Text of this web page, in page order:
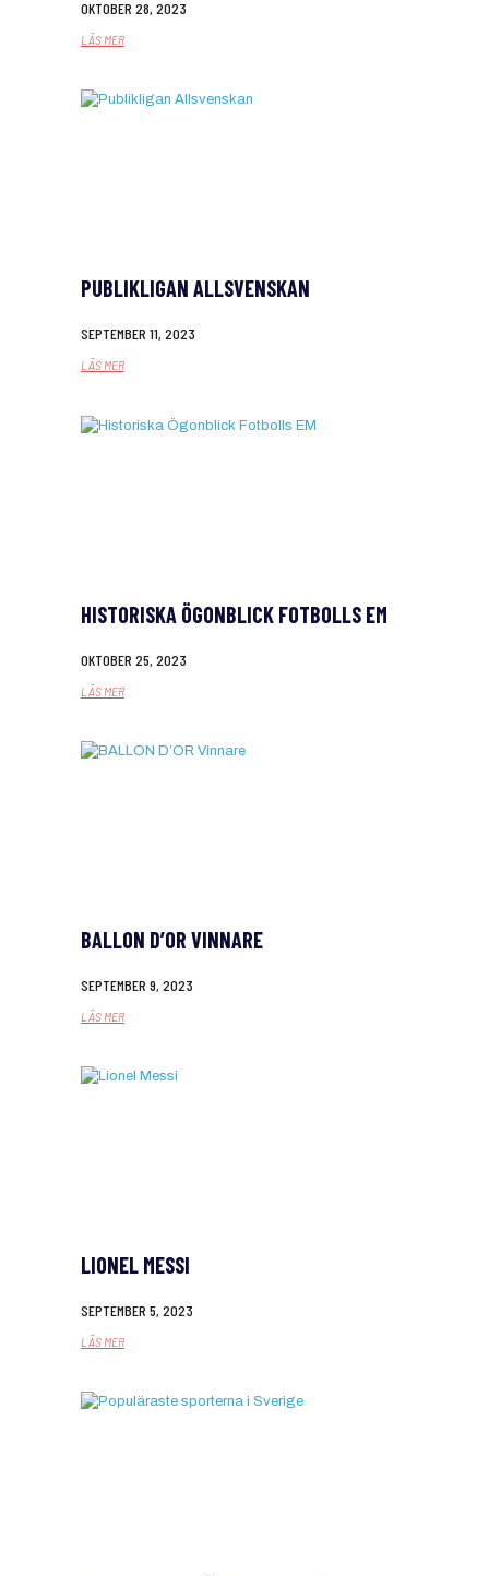
OKTOBER 28, 2023
LÄS MER
PUBLIKLIGAN ALLSVENSKAN
SEPTEMBER 11, 2023
LÄS MER
HISTORISKA ÖGONBLICK FOTBOLLS EM
OKTOBER 25, 2023
LÄS MER
BALLON D’OR VINNARE
SEPTEMBER 9, 2023
LÄS MER
LIONEL MESSI
SEPTEMBER 5, 2023
LÄS MER